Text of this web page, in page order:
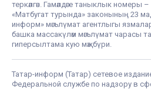
теркәлгән. Гамәлдәге таныклык
«Матбугат турында» законының 23
информ» мәгълүмат агентлыгы
башка массакүләм мәгълүмат чарасы
гиперсылтама кую мәҗбүри.
Татар-информ (Татар) сетевое
Федеральной службе по надзору в